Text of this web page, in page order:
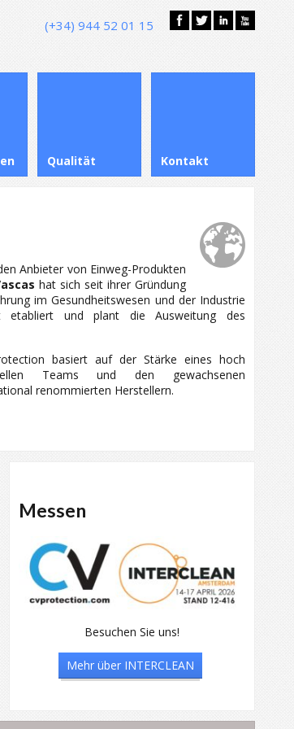
(+34) 944 52 01 15
Qualität Kontakt
Anbieter von Einweg-Produkten
hat sich seit ihrer Gründung
im Gesundheitswesen und der Industrie
etabliert und plant die Ausweitung des
basiert auf der Stärke eines hoch
Teams und den gewachsenen
renommierten Herstellern.
Messen
Besuchen Sie uns!
Mehr über INTERCLEAN